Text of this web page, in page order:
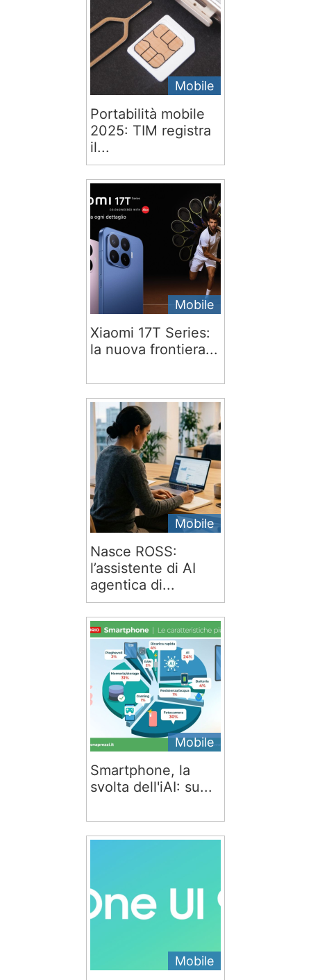
Mobile
Portabilità mobile
2025: TIM registra
il...
Mobile
Xiaomi 17T Series:
la nuova frontiera...
Mobile
Nasce ROSS:
l’assistente di AI
agentica di...
Mobile
Smartphone, la
svolta dell'iAI: su...
Mobile